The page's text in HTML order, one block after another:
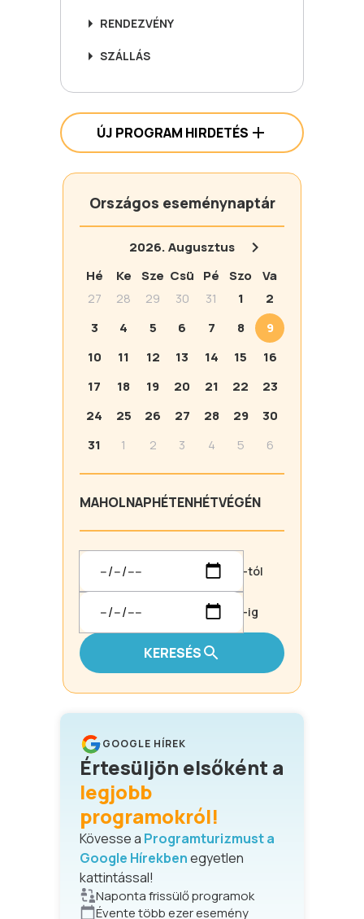
RENDEZVÉNY
SZÁLLÁS
ÚJ PROGRAM HIRDETÉS
Országos eseménynaptár
2026.Augusztus
Hé
Ke Sze Csü Pé Szo
Va
27
28 29 30 31 1
2
3
4 5 6 7 8
9
10
11 12 13 14 15
16
17
18 19 20 21 22
23
24
25 26 27 28 29
30
31
1 2 3 4 5 6
MAHOLNAPHÉTENHÉTVÉGÉN
-tól
-ig
KERESÉS
GOOGLE HÍREK
Értesüljön elsőként a
legjobb
programokról!
Kövesse a Programturizmust a
Google Hírekbenegyetlen
kattintással!
Naponta frissülő programok
Évente több ezer esemény